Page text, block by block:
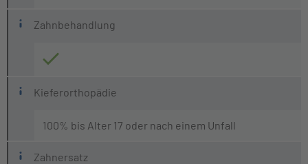
Zahnbehandlung
Kieferorthopädie
100% bis Alter 17 oder nach einem Unfall
Zahnersatz